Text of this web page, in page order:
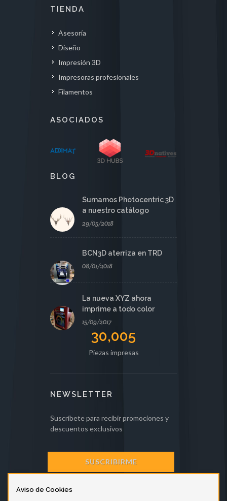
TIENDA
Asesoría
Diseño
Impresión 3D
Impresoras profesionales
Filamentos
ASOCIADOS
BLOG
Sumamos Photocentric 3D
a nuestro catálogo
29/05/2018
BCN3D aterriza en TRD
08/01/2018
La nueva XYZ ahora
imprime a todo color
15/09/2017
30,005
Piezas impresas
NEWSLETTER
Suscríbete para recibir promociones y
descuentos exclusivos
SUSCRIBIRME
Aviso de Cookies